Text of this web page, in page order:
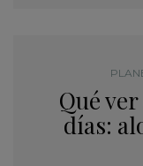
Qué
días: